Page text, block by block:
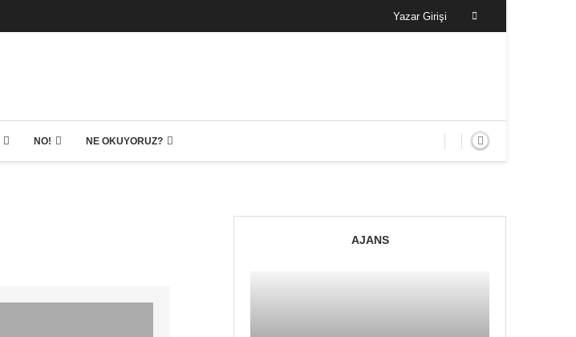
Yazar Girişi
NO! NE OKUYORUZ?
AJANS